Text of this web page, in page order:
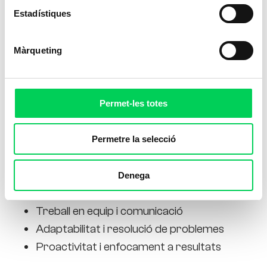
Estadístiques
Màrqueting
Permet-les totes
Permetre la selecció
Denega
Què guanyes amb Vitae Talent?
Accés a professionals preparats per afrontar
els reptes del teu sector amb actitud, aptituds
i compromís.
El nostre alumnat aprèn encontextos reals
on desenvolupa habilitats i competències
que es necessiten pel món laboral.
Responsabilitat i compromís
Autonomia i hàbits professionals
Treball en equip i comunicació
Adaptabilitat i resolució de problemes
Proactivitat i enfocament a resultats